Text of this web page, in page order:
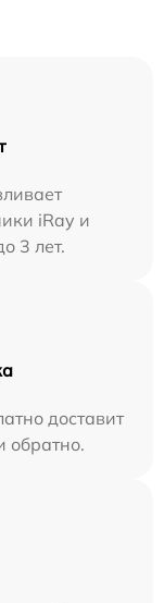
iRay и
3 лет.
доставит
обратно.